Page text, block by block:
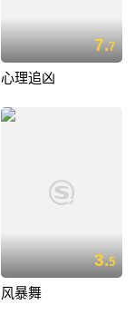
7.7
心理追凶
3.5
风暴舞